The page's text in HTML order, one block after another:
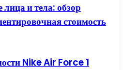
и тела: обзор
стоимость
Nike Air Force 1